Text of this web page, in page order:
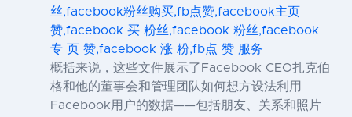
丝,facebook粉丝购买,fb点赞,facebook主页
赞,facebook 买 粉丝,facebook 粉丝,facebook
专 页 赞,facebook 涨 粉,fb点 赞 服务
概括来说，这些文件展示了Facebook CEO扎克伯
格和他的董事会和管理团队如何想方设法利用
Facebook用户的数据——包括朋友、关系和照片